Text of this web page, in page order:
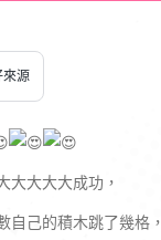
源
大大大大成功，
自己的積木跳了幾格，